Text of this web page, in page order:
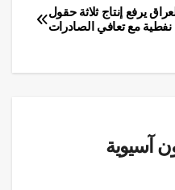
يرفع إنتاج ثلاثة حقول
نفطية مع تعافي الصادرات
آسيوية